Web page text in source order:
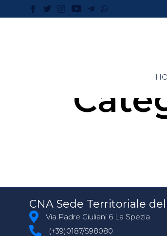
CNA Sede Territoriale
Via Padre Giuliani 6 La Spezia
(+39)0187/598080